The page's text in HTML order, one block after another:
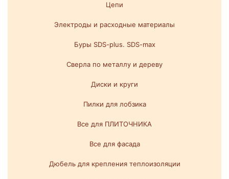
Цепи
Электроды и расходные материалы
Буры SDS-plus. SDS-max
Сверла по металлу и дереву
Диски и круги
Пилки для лобзика
Все для ПЛИТОЧНИКА
Все для фасада
Дюбель для крепления теплоизоляции